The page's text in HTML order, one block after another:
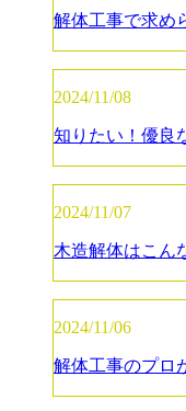
解体工事で求め
2024/11/08
知りたい！優良
2024/11/07
木造解体はこん
2024/11/06
解体工事のプロ